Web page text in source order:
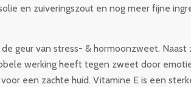
en zuiveringszout en nog meer fijne
geur van stress- & hormoonzweet. Naast
werking heeft tegen zweet door
een zachte huid. Vitamine E is een